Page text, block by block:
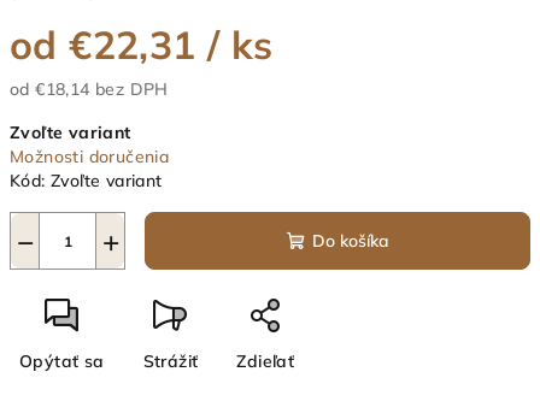
od€22,31 / ks
od€18,14 bez DPH
cena:
Zvoľte variant
Možnosti doručenia
Kód: Zvoľte variant
+
− Do košíka
Opýtať sa Strážiť Zdieľať